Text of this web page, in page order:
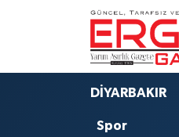
DİYARBAKIR
Spor
DİYARBAKIR
BAĞLAR
ERGANİ
Ergani Nöbetçi
Ergani Hava Durumu